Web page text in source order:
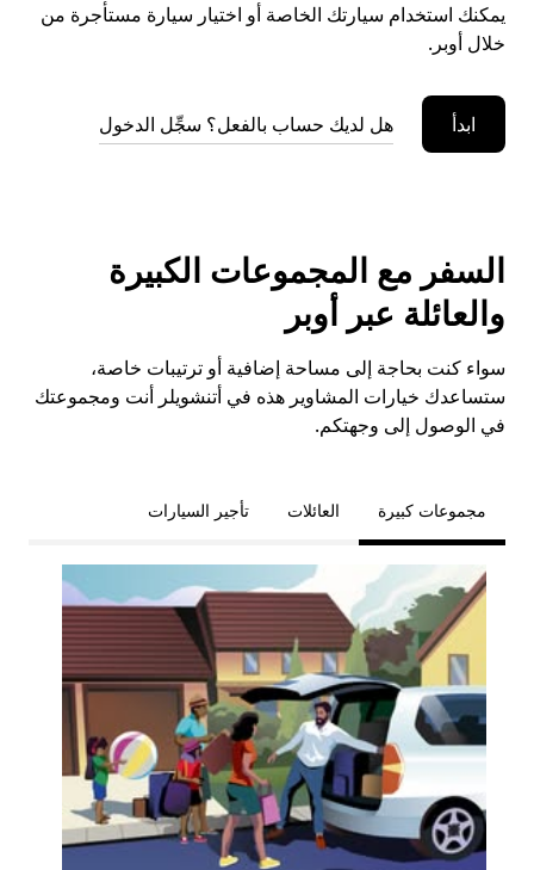
يمكنك استخدام سيارتك الخاصة أو اختيار سيارة مستأجرة من
خلال أوبر.
ابدأ هل لديك حساب بالفعل؟ سجِّل الدخول
السفر مع المجموعات الكبيرة
والعائلة عبر أوبر
سواء كنت بحاجة إلى مساحة إضافية أو ترتيبات خاصة،
ستساعدك خيارات المشاوير هذه في أتنشويلر أنت ومجموعتك
في الوصول إلى وجهتكم.
مجموعات كبيرة العائلات تأجير السيارات